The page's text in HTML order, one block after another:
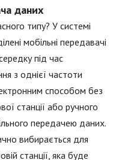
даних
типу? У системі
мобільні передавачі
під час
з однієї частоти
способом без
станції або ручного
передачею даних.
вибирається для
станції, яка буде